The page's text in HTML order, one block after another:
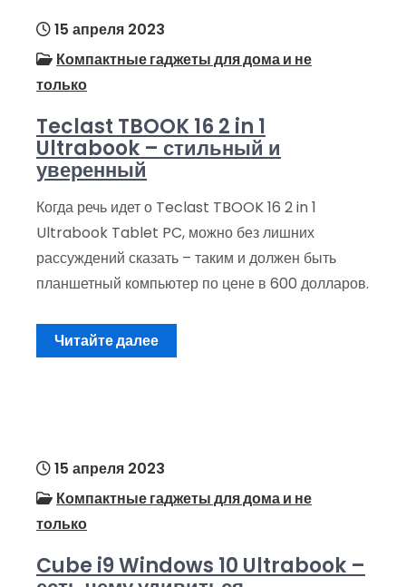
15 апреля 2023
Компактные гаджеты для дома и не
только
Teclast TBOOK 16 2 in 1
Ultrabook – стильный и
уверенный
Когда речь идет о Teclast TBOOK 16 2 in 1
Ultrabook Tablet PC, можно без лишних
рассуждений сказать – таким и должен быть
планшетный компьютер по цене в 600 долларов.
Читайте далее
15 апреля 2023
Компактные гаджеты для дома и не
только
Cube i9 Windows 10 Ultrabook –